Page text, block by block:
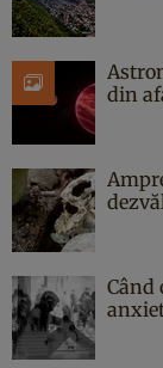
din
Când